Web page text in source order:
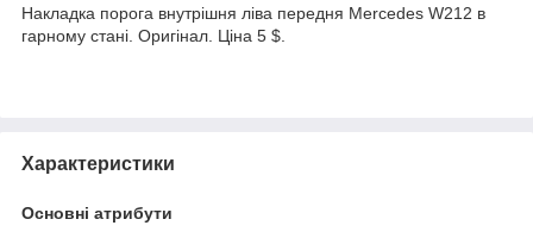
Накладка порога внутрішня ліва передня Mercedes W212 в
гарному стані. Оригінал. Ціна 5 $.
Характеристики
Основні атрибути